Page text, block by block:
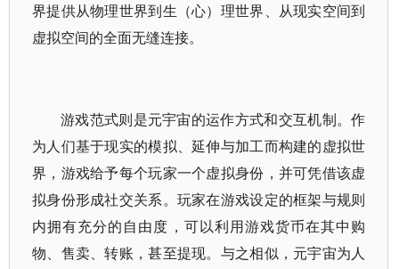
界提供从物理世界到生（心）理世界、从现实空间到
虚拟空间的全面无缝连接。
游戏范式则是元宇宙的运作方式和交互机制。作
为人们基于现实的模拟、延伸与加工而构建的虚拟世
界，游戏给予每个玩家一个虚拟身份，并可凭借该虚
拟身份形成社交关系。玩家在游戏设定的框架与规则
内拥有充分的自由度，可以利用游戏货币在其中购
物、售卖、转账，甚至提现。与之相似，元宇宙为人